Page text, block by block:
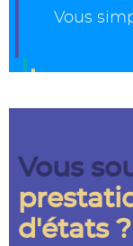
Vous
Vous
d'états ?